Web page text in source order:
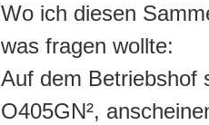
Wo ich diesen
was fragen wollte:
Auf dem Betriebshof
O405GN²,